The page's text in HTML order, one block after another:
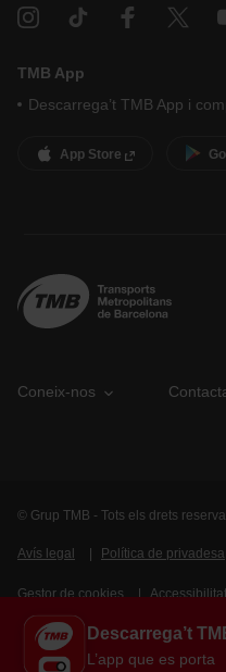
TMB App
Descarrega’t TMB App i
App Store
Coneix-nos
© Grup TMB - Tots els drets
Avís legal Política de privadesa
Gestor de cookies Accessibilitat
Intranet Descarrega’t
L’app que es porta